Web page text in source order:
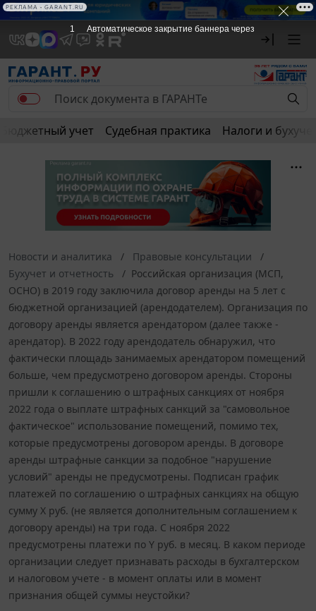
Бюджетный учет Судебная практика Налоги и
Новости и аналитика
Правовые консультации
Бухучет и отчетность
Российская организация (МСП,
ОСНО) в 2019 году заключила договор аренды на 5 лет с
бюджетной организацией (арендодателем). Организация по
договору аренды является арендатором (далее также -
арендатор). В 2022 году арендодатель обнаружил, что
фактически площадь занимаемых арендатором помещений
больше, чем предусмотрено договором аренды. Стороны
пришли к соглашению о штрафных санкциях от ноября
2022 года о выплате штрафных санкций за "самовольное
фактическое" использование помещений, помимо тех,
которые предусмотрены договором аренды. В договоре
аренды штрафные санкции за подобное "нарушение
условий" аренды не предусмотрены. Подписан график
платежей по соглашению о штрафных санкциях на общую
сумму X руб. (не является дополнительным соглашением к
договору аренды) на три года. С ноября 2022
предусмотрены платежи по Y руб. в месяц. В каком периоде
организации следует признавать расходы в бухгалтерском
и налоговом учете - в момент оплаты или в момент
признания общей суммы неустойки?
1 Автоматическое закрытие баннера через
РЕКЛАМА • GARANT.RU